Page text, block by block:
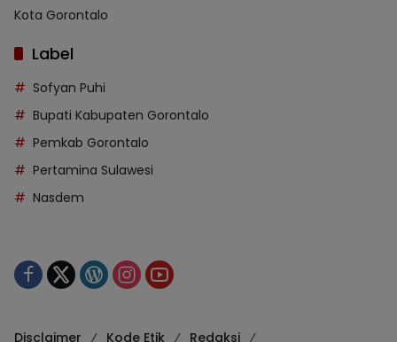
Kota Gorontalo
Label
Sofyan Puhi
Bupati Kabupaten Gorontalo
Pemkab Gorontalo
Pertamina Sulawesi
Nasdem
Disclaimer Kode Etik Redaksi